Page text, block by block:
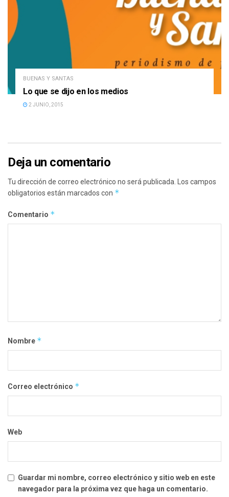
BUENAS Y SANTAS
Lo que se dijo en los medios
2 JUNIO, 2015
Deja un comentario
Tu dirección de correo electrónico no será publicada.
Los campos
obligatorios están marcados con *
Comentario *
Nombre *
Correo electrónico *
Web
Guardar mi nombre, correo electrónico y sitio web en este
navegador para la próxima vez que haga un comentario.